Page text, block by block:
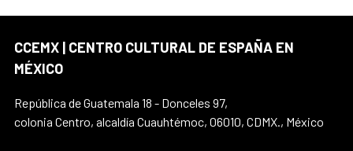
CCEMX | CENTRO CULTURAL DE ESPAÑA EN
MÉXICO
República de Guatemala 18 - Donceles 97,
colonia Centro, alcaldía Cuauhtémoc, 06010, CDMX., México